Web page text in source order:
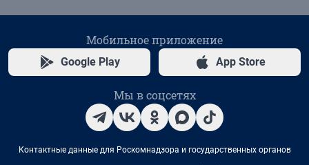
Мобильное приложение
Google Play App Store
Мы в соцсетях
Контактные данные для Роскомнадзора и государственных органов